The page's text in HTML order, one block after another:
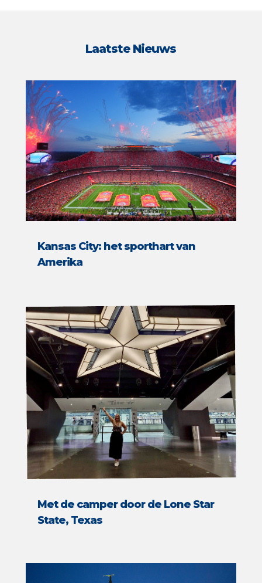
Laatste Nieuws
Kansas City: het sporthart van
Amerika
Met de camper door de Lone Star
State, Texas